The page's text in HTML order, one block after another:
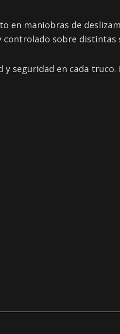
en maniobras de
controlado sobre distintas
seguridad en cada truco.